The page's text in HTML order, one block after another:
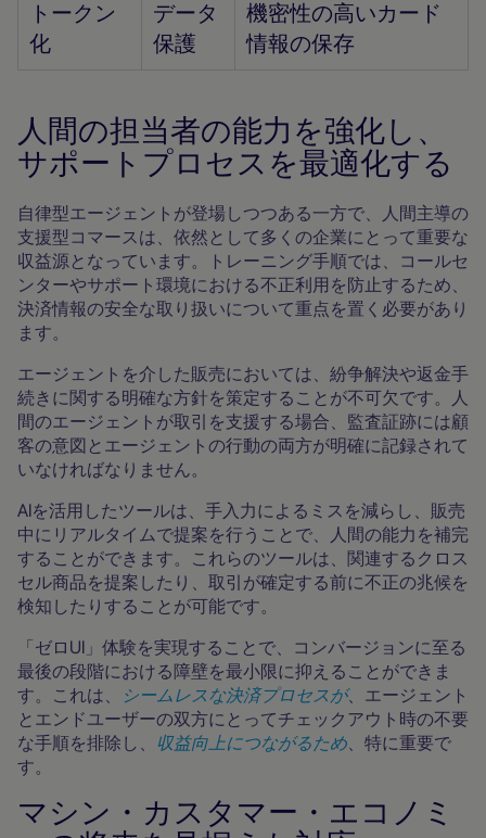
トークン
化
データ
保護
機密性の高いカード
情報の保存
人間の担当者の能力を強化し、
サポートプロセスを最適化する
自律型エージェントが登場しつつある一方で、人間主導の
支援型コマースは、依然として多くの企業にとって重要な
収益源となっています。トレーニング手順では、コールセ
ンターやサポート環境における不正利用を防止するため、
決済情報の安全な取り扱いについて重点を置く必要があり
ます。
エージェントを介した販売においては、紛争解決や返金手
続きに関する明確な方針を策定することが不可欠です。人
間のエージェントが取引を支援する場合、監査証跡には顧
客の意図とエージェントの行動の両方が明確に記録されて
いなければなりません。
AIを活用したツールは、手入力によるミスを減らし、販売
中にリアルタイムで提案を行うことで、人間の能力を補完
することができます。これらのツールは、関連するクロス
セル商品を提案したり、取引が確定する前に不正の兆候を
検知したりすることが可能です。
「ゼロUI」体験を実現することで、コンバージョンに至る
最後の段階における障壁を最小限に抑えることができま
す。これは、
シームレスな決済プロセスが、エージェント
とエンドユーザーの双方にとってチェックアウト時の不要
な手順を排除し、 収益向上につながるため、特に重要で
す。
マシン・カスタマー・エコノミ